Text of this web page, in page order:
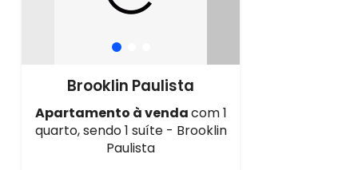
Brooklin Paulista
Apartamento à vendacom 1
quarto, sendo 1 suíte - Brooklin
Paulista